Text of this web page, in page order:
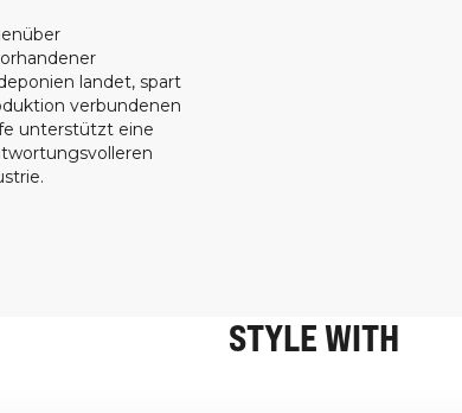
landet, spart
verbundenen
unterstützt eine
STYLE WITH